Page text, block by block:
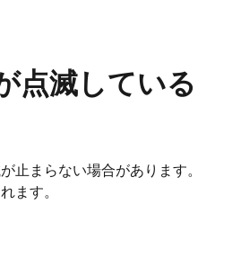
点滅している
止まらない場合があります。
ます。